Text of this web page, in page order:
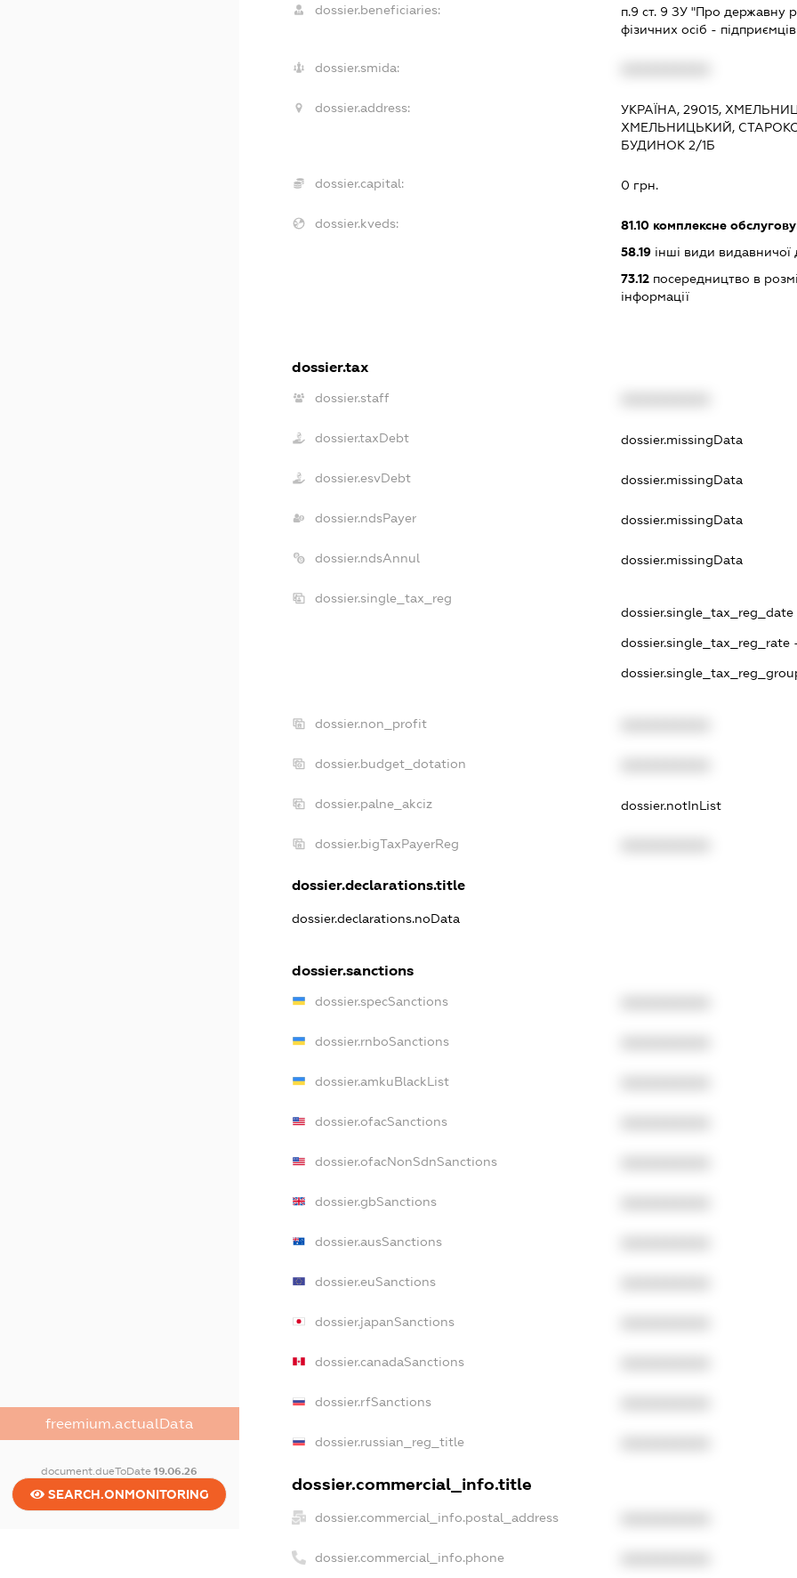
freemium.actualData
document.dueToDate19.06.26
SEARCH.ONMONITORING
dossier.beneficiaries:
п.9 ст. 9 ЗУ "Про державну
фізичних осіб -
dossier.smida:
dossier.address:
УКРАЇНА, 29015,
ХМЕЛЬНИЦЬКИЙ,
БУДИНОК 2/1Б
dossier.capital: 0 грн.
dossier.kveds: 81.10 комплексне
58.19 інші види видавничої
73.12 посередництво в
інформації
dossier.tax
dossier.staff
dossier.taxDebt dossier.missingData
dossier.esvDebt dossier.missingData
dossier.ndsPayer dossier.missingData
dossier.ndsAnnul dossier.missingData
dossier.single_tax_reg
dossier.single_tax_reg_date -
dossier.single_tax_reg_rate
dossier.non_profit
dossier.budget_dotation
dossier.palne_akciz dossier.notInList
dossier.bigTaxPayerReg
dossier.declarations.title
dossier.declarations.noData
dossier.sanctions
dossier.specSanctions
dossier.rnboSanctions
dossier.amkuBlackList
dossier.ofacSanctions
dossier.ofacNonSdnSanctions
dossier.gbSanctions
dossier.ausSanctions
dossier.euSanctions
dossier.japanSanctions
dossier.canadaSanctions
dossier.rfSanctions
dossier.russian_reg_title
dossier.commercial_info.title
dossier.commercial_info.postal_address
dossier.commercial_info.phone